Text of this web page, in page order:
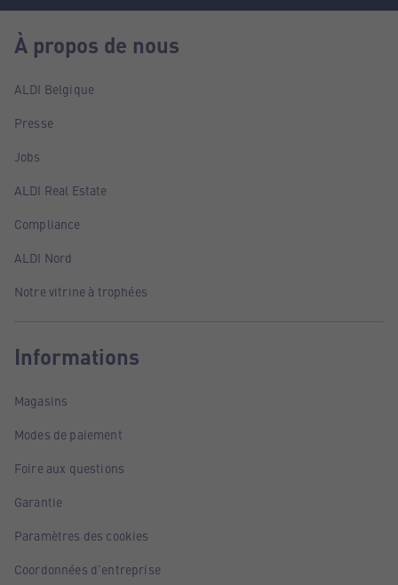
À propos de nous
ALDI Belgique
Presse
Jobs
ALDI Real Estate
Compliance
ALDI Nord
Notre vitrine à trophées
Informations
Magasins
Modes de paiement
Foire aux questions
Garantie
Paramètres des cookies
Coordonnées d'entreprise